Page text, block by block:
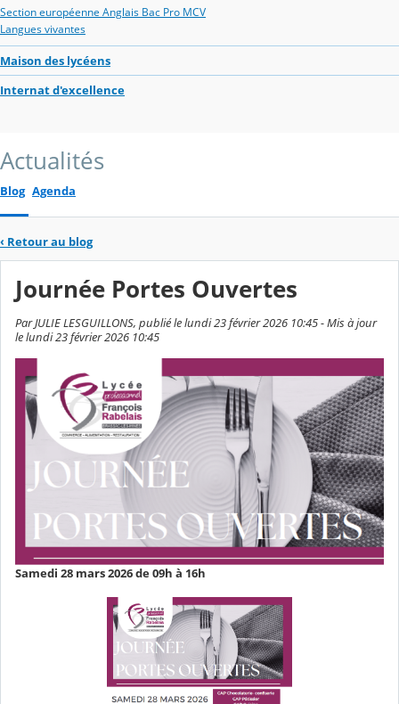
Section européenne Anglais Bac Pro MCV
Langues vivantes
Maison des lycéens
Internat d'excellence
Actualités
Blog Agenda
‹ Retour au blog
Journée Portes Ouvertes
Par JULIE LESGUILLONS, publié le lundi 23 février 2026 10:45 - Mis à jour
le lundi 23 février 2026 10:45
Samedi 28 mars 2026 de 09h à 16h